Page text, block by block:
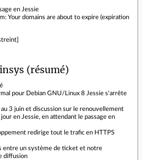
en Jessie
Your domains are about to expire (expiration
(résumé)
pour Debian GNU/Linux 8 Jessie s'arrête
3 juin et discussion sur le renouvellement
en Jessie, en attendant le passage en
redirige tout le trafic en HTTPS
entre un système de ticket et notre
diffusion